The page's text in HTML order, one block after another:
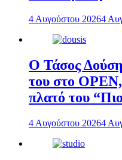
4 Αυγούστου 20264
Ο Τάσος
του στο
πλατό του
4 Αυγούστου 20264